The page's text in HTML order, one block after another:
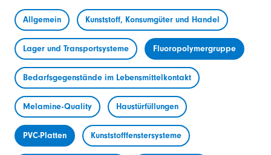
Allgemein Kunststoff, Konsumgüter und Handel
Lager und Transportsysteme Fluoropolymergruppe
Bedarfsgegenstände im Lebensmittelkontakt
Melamine-Quality Haustürfüllungen
PVC-Platten Kunststofffenstersysteme